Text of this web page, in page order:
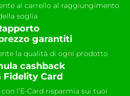
al carrello al raggiungimento
soglia
garantiti
la qualità di ogni prodotto
cashback
Fidelity Card
l’E-Card risparmia sui tuoi